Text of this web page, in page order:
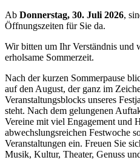
Ab Donnerstag, 30. Juli 2026,
Öffnungszeiten für Sie da.
Wir bitten um Ihr Verständnis und
erholsame Sommerzeit.
Nach der kurzen Sommerpause
auf den August, der ganz im
Veranstaltungsblocks unseres
steht. Nach dem gelungenen
Vereine mit viel Engagement und
abwechslungsreichen Festwoche
Veranstaltungen ein. Freuen Sie
Musik, Kultur, Theater, Genuss